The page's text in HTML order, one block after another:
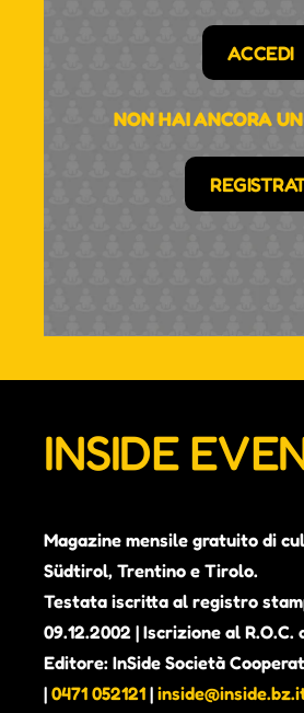
ACCEDI
NON HAI ANCORA
INSIDE
Magazine mensile gratuito di
Südtirol, Trentino e Tirolo.
Testata iscritta al registro
09.12.2002 | Iscrizione al R.O.C.
Editore: InSide Società
| 0471 052121 |